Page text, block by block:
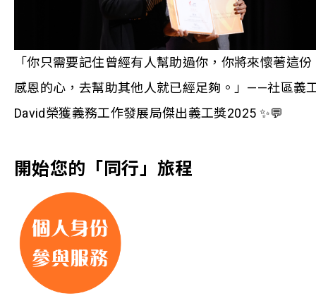
「你只需要記住曾經有人幫助過你，你將來懷著這份
感恩的心，去幫助其他人就已經足夠。」——社區義
David榮獲義務工作發展局傑出義工獎2025 ✨💬
開始您的「同行」旅程